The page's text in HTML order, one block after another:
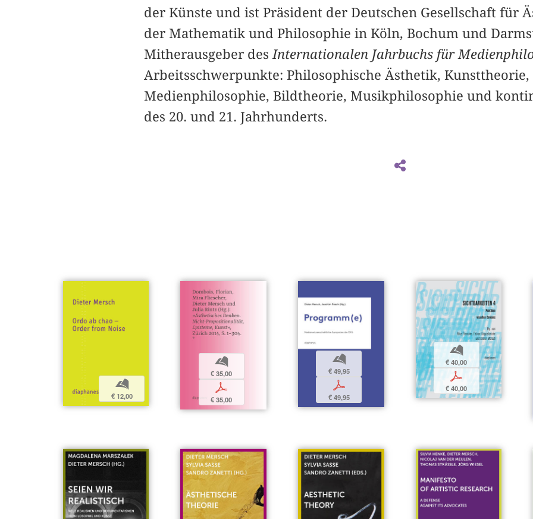
der Künste und ist Präsident der Deutschen Gesellschaft für
der Mathematik und Philosophie in Köln, Bochum und
Mitherausgeber des Internationalen Jahrbuchs für
Arbeitsschwerpunkte: Philosophische Ästhetik, Kunsttheorie,
Medienphilosophie, Bildtheorie, Musikphilosophie und
des 20. und 21. Jahrhunderts.
b
€ 12,00
b
€ 35,00
p
€ 35,00
b
€ 49,95
p
€ 49,95
b
€ 40,00
p
€ 40,00